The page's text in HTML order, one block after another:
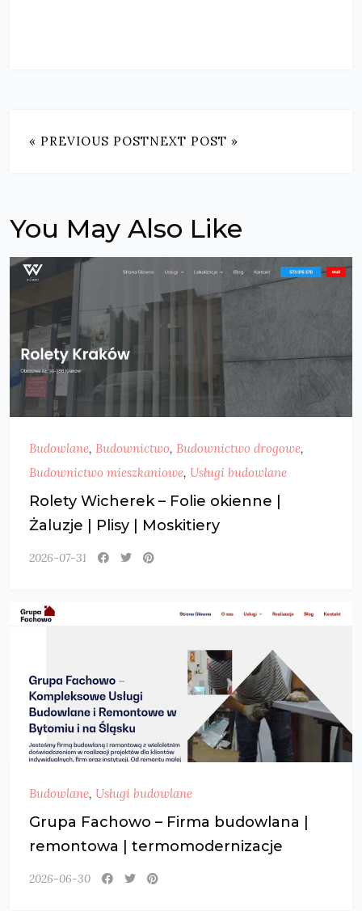
« PREVIOUS POSTNEXT POST »
You May Also Like
Budowlane, Budownictwo, Budownictwo drogowe,
Budownictwo mieszkaniowe, Usługi budowlane
Rolety Wicherek – Folie okienne |
Żaluzje | Plisy | Moskitiery
2026-07-31
Budowlane, Usługi budowlane
Grupa Fachowo – Firma budowlana |
remontowa | termomodernizacje
2026-06-30